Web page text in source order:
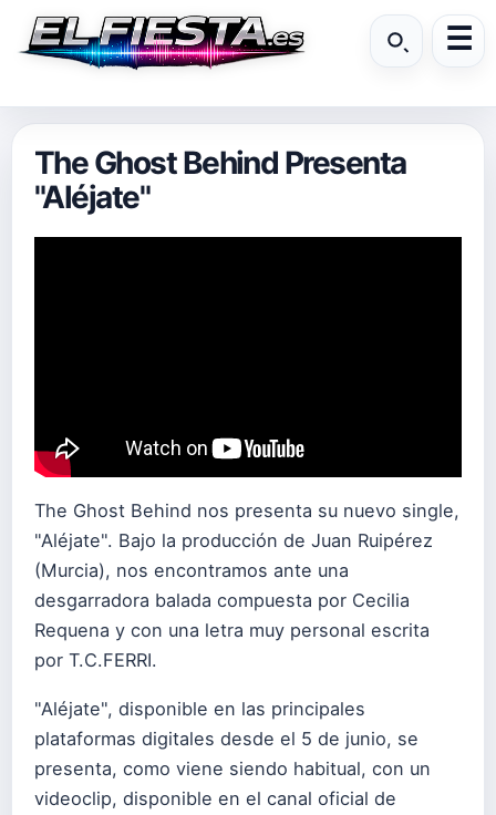
The Ghost Behind Presenta
"Aléjate"
The Ghost Behind nos presenta su nuevo single,
"Aléjate". Bajo la producción de Juan Ruipérez
(Murcia), nos encontramos ante una
desgarradora balada compuesta por Cecilia
Requena y con una letra muy personal escrita
por T.C.FERRI.
"Aléjate", disponible en las principales
plataformas digitales desde el 5 de junio, se
presenta, como viene siendo habitual, con un
videoclip, disponible en el canal oficial de